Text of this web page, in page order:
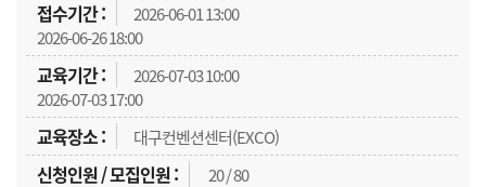
2026-06-01 13:00
2026-06-26 18:00
2026-07-03 10:00
2026-07-03 17:00
대구컨벤션센터(EXCO)
20 / 80